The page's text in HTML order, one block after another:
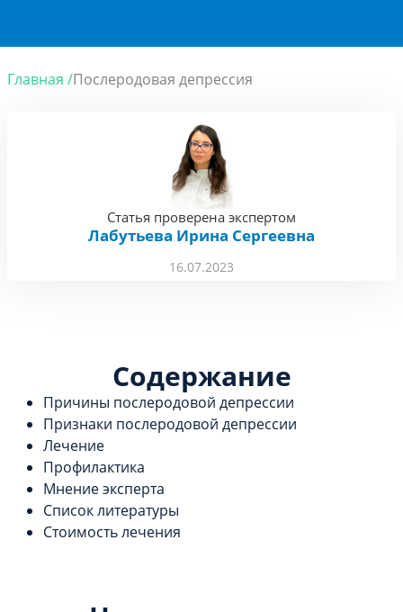
Главная /Послеродовая депрессия
16.07.2023
Статья проверена экспертом
Лабутьева Ирина Сергеевна
Содержание
Причины послеродовой депрессии
Признаки послеродовой депрессии
Лечение
Профилактика
Мнение эксперта
Список литературы
Стоимость лечения